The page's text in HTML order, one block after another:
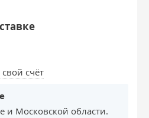
счёт
и Московской области.